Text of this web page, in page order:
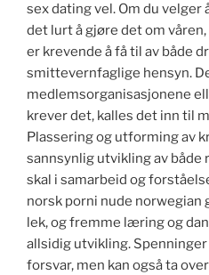
sex dating vel. Om du
det lurt å gjøre det om
er krevende å få til av både
smittevernfaglige hensyn.
medlemsorganisasjonene
krever det, kalles det inn til
Plassering og utforming av
sannsynlig utvikling av både
skal i samarbeid og
norsk porni nude norwegian
lek, og fremme læring og
allsidig utvikling.
forsvar, men kan også ta